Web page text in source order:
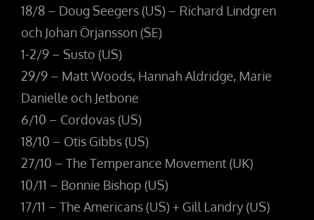
18/8 – Doug Seegers (US) – Richard Lindgren
och Johan Örjansson (SE)
1-2/9 – Susto (US)
29/9 – Matt Woods, Hannah Aldridge, Marie
Danielle och Jetbone
6/10 – Cordovas (US)
18/10 – Otis Gibbs (US)
27/10 – The Temperance Movement (UK)
10/11 – Bonnie Bishop (US)
17/11 – The Americans (US) + Gill Landry (US)